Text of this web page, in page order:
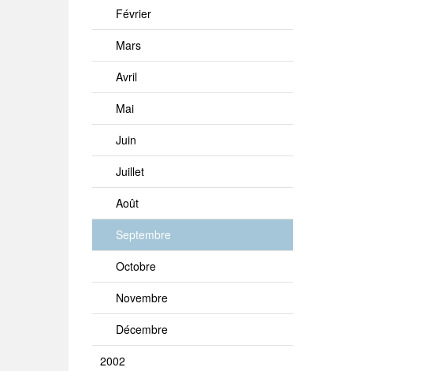
Février
Mars
Avril
Mai
Juin
Juillet
Août
Septembre
Octobre
Novembre
Décembre
2002